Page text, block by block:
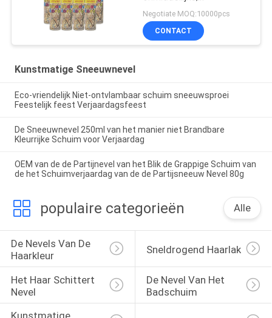
kunstmatige
sneeuwspray met
houdbaarheid van 3 jaar
Negotiate MOQ:10000pcs
CONTACT
Kunstmatige Sneeuwnevel
Eco-vriendelijk Niet-ontvlambaar schuim sneeuwsproei
Feestelijk feest Verjaardagsfeest
De Sneeuwnevel 250ml van het manier niet Brandbare
Kleurrijke Schuim voor Verjaardag
OEM van de de Partijnevel van het Blik de Grappige Schuim van
de het Schuimverjaardag van de de Partijsneeuw Nevel 80g
populaire categorieën Alle
De Nevels Van De
Haarkleur
Sneldrogend Haarlak
Het Haar Schittert
Nevel
De Nevel Van Het
Badschuim